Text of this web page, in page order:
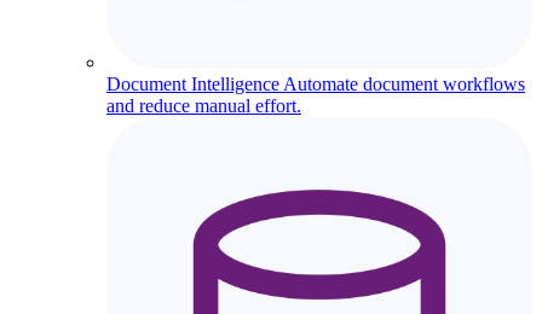
Document Intelligence Automate document workflows
and reduce manual effort.